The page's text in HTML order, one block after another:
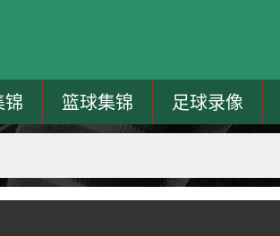
锦 篮球集锦 足球录像